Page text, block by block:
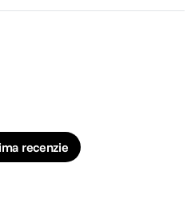
recenzie